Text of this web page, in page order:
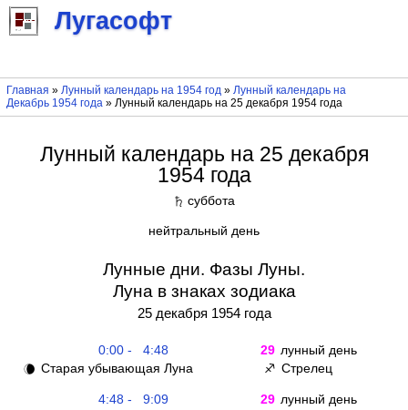
Лугасофт
Главная » Лунный календарь на 1954 год» Лунный календарь на
Декабрь 1954 года» Лунный календарь на 25 декабря 1954 года
Лунный календарь на 25 декабря
1954 года
♄ суббота
нейтральный день
Лунные дни. Фазы Луны.
Луна в знаках зодиака
25 декабря 1954 года
0:00 - 4:48 29 лунный день
🌘 Старая убывающая Луна ♐ Стрелец
4:48 - 9:09 29 лунный день